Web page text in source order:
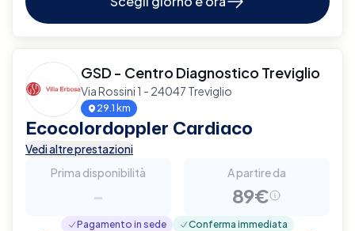
GSD - Centro Diagnostico Treviglio
Via Rossini 1 - 24047 Treviglio
29.1 km
Ecocolordoppler Cardiaco
Vedi altre prestazioni
Prima disponibilità
-
A partire da
89€
Pagamento in sede Conferma immediata